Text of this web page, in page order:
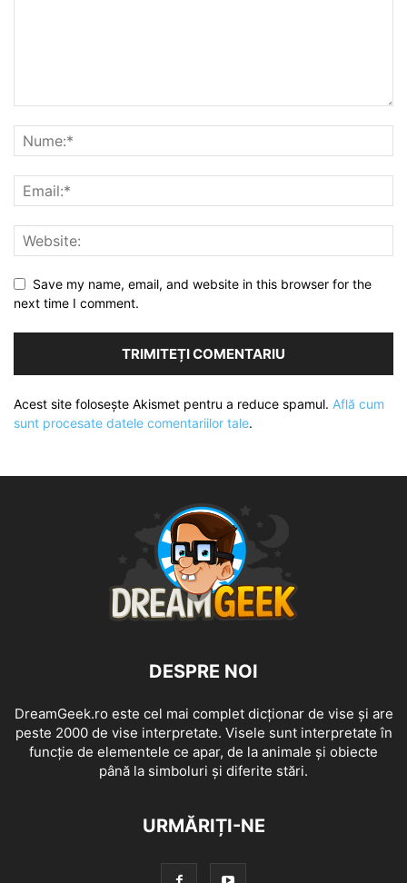
Save my name, email, and website in this browser for the
next time I comment.
Acest site folosește Akismet pentru a reduce spamul. Află cum
sunt procesate datele comentariilor tale.
DESPRE NOI
DreamGeek.ro este cel mai complet dicționar de vise și are
peste 2000 de vise interpretate. Visele sunt interpretate în
funcție de elementele ce apar, de la animale și obiecte
până la simboluri și diferite stări.
URMĂRIȚI-NE